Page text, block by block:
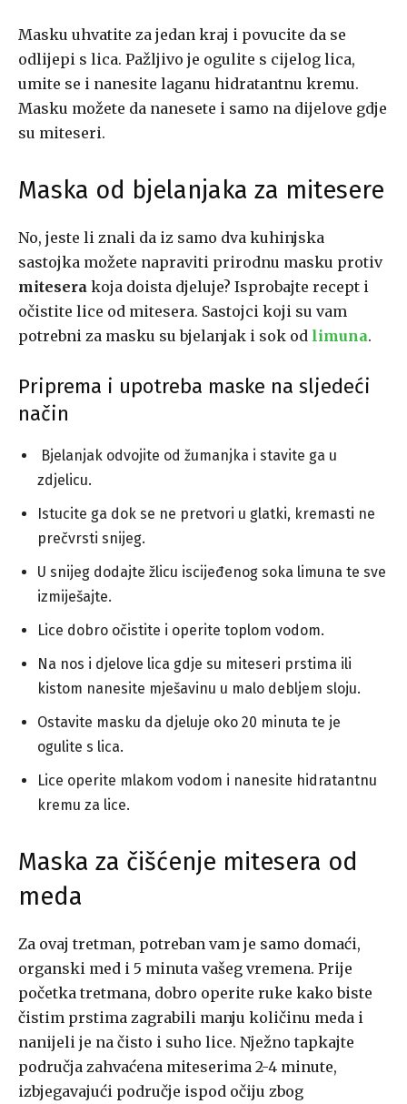
Masku uhvatite za jedan kraj i povucite da se
odlijepi s lica. Pažljivo je ogulite s cijelog lica,
umite se i nanesite laganu hidratantnu kremu.
Masku možete da nanesete i samo na dijelove gdje
su miteseri.
Maska od bjelanjaka za mitesere
No, jeste li znali da iz samo dva kuhinjska
sastojka možete napraviti prirodnu masku protiv
mitesera koja doista djeluje? Isprobajte recept i
očistite lice od mitesera. Sastojci koji su vam
potrebni za masku su bjelanjak i sok od limuna.
Priprema i upotreba maske na sljedeći
način
Bjelanjak odvojite od žumanjka i stavite ga u
zdjelicu.
Istucite ga dok se ne pretvori u glatki, kremasti ne
prečvrsti snijeg.
U snijeg dodajte žlicu iscijeđenog soka limuna te sve
izmiješajte.
Lice dobro očistite i operite toplom vodom.
Na nos i djelove lica gdje su miteseri prstima ili
kistom nanesite mješavinu u malo debljem sloju.
Ostavite masku da djeluje oko 20 minuta te je
ogulite s lica.
Lice operite mlakom vodom i nanesite hidratantnu
kremu za lice.
Maska za čišćenje mitesera od
meda
Za ovaj tretman, potreban vam je samo domaći,
organski med i 5 minuta vašeg vremena. Prije
početka tretmana, dobro operite ruke kako biste
čistim prstima zagrabili manju količinu meda i
nanijeli je na čisto i suho lice. Nježno tapkajte
područja zahvaćena miteserima 2-4 minute,
izbjegavajući područje ispod očiju zbog